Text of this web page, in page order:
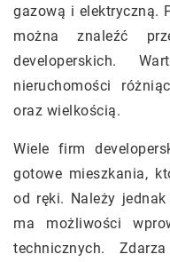
gazową i elektryczną.
można znaleźć
developerskich.
nieruchomości
oraz wielkością.
Wiele firm
gotowe mieszkania,
od ręki. Należy
ma możliwości
technicznych.